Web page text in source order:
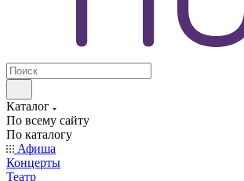
Каталог
По всему сайту
По каталогу
Афиша
Концерты
Театр